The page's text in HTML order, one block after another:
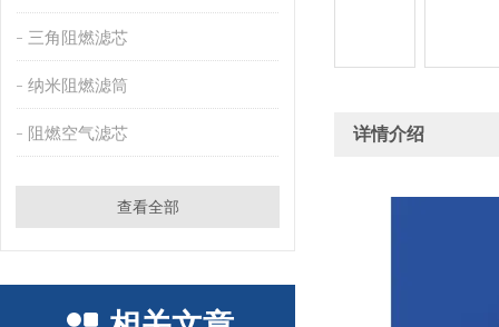
三角阻燃滤芯
纳米阻燃滤筒
阻燃空气滤芯
查看全部
详情介绍